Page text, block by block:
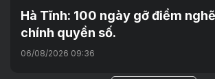
Hà Tĩnh: 100 ngày gỡ điểm
chính quyền số.
06/08/2026 09:36